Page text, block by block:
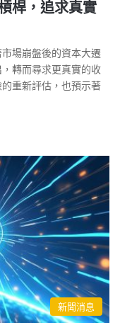
桿，追求真實
場崩盤後的資本大遷
轉而尋求更真實的收
重新評估，也預示著
新聞消息